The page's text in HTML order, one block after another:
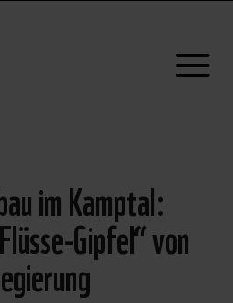
im Kamptal:
Gipfel“ von